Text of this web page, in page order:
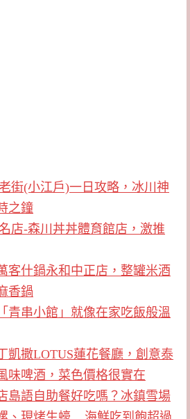
街(小江戶)一日攻略，冰川神
之鐘
店-森川丼丼體育館店，激推
客什鍋永和中正店，整罐米酒
香鍋
青串小館」就像在家吃飯般溫
凱撒LOTUS蓮花餐廳，創意泰
味啤酒，菜色價格很實在
島語自助餐好吃嗎？冰鎮雪場